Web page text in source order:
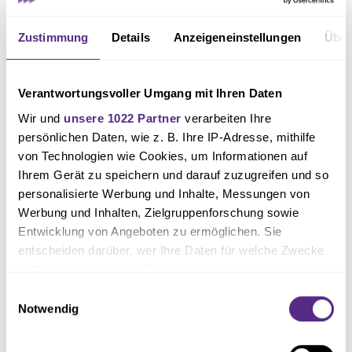
Zustimmung Details Anzeigeneinstellungen
Verantwortungsvoller Umgang mit Ihren Daten
Wir und unsere 1022 Partner verarbeiten Ihre
persönlichen Daten, wie z. B. Ihre IP-Adresse, mithilfe
von Technologien wie Cookies, um Informationen auf
Ihrem Gerät zu speichern und darauf zuzugreifen und so
personalisierte Werbung und Inhalte, Messungen von
Werbung und Inhalten, Zielgruppenforschung sowie
Entwicklung von Angeboten zu ermöglichen. Sie
entscheiden darüber, wer Ihre Daten für welche Zwecke
Trigger Symbol ändern oder widerrufen
Notwendig
dies auch im Fanshop der HHO in der Osnabrücker Altstadt (Markt 13,
49074 Osnabrück) tun. Dieser hat zwischen den Feiertagen am 27. und 28.
Dezember von 10:00 bis 18:00 Uhr geöffnet.
Wenn am Ende ein Geschenk doch nicht passt, können Fans für alle
Bestellungen, die im Dezember 2024 online oder im Fanshop der Bremer